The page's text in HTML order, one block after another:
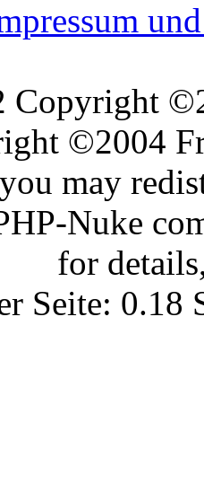
Copyright
©2004
may
Nuke
for
Seite: 0.18